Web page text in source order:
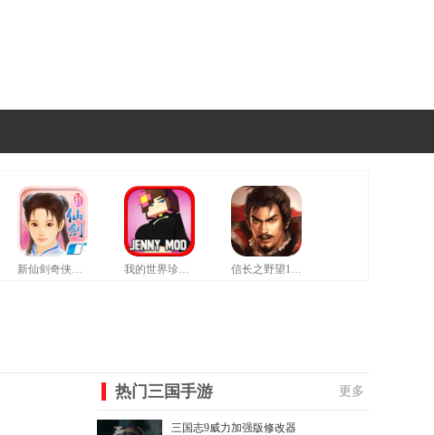
新仙剑奇侠传修改器豪华版 我的世界珍妮模组拔萝卜无遮挡版 信长之野望12革新威力加强版
热门三国手游 更多
三国志9威力加强版修改器